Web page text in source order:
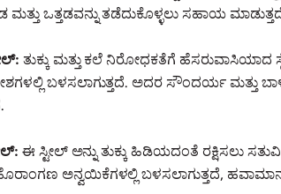
ಮತ್ತು ಒತ್ತಡವನ್ನು ತಡೆದುಕೊಳ್ಳಲು ಸಹಾಯ
ತುಕ್ಕು ಮತ್ತು ಕಲೆ ನಿರೋಧಕತೆಗೆ ಹೆಸರುವಾಸಿಯಾದ
ಬಳಸಲಾಗುತ್ತದೆ. ಅದರ ಸೌಂದರ್ಯ ಮತ್ತು
ಈ ಸ್ಟೀಲ್ ಅನ್ನು ತುಕ್ಕು ಹಿಡಿಯದಂತೆ ರಕ್ಷಿಸಲು
ಅನ್ವಯಿಕೆಗಳಲ್ಲಿ ಬಳಸಲಾಗುತ್ತದೆ, ಹವಾಮಾನ